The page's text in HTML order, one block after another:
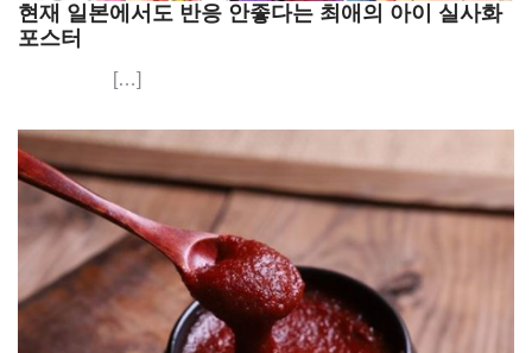
현재 일본에서도 반응 안좋다는 최애의 아이 실사화
포스터
[…]